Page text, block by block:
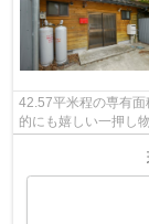
42.57平米程の専有
的にも嬉しい一押し